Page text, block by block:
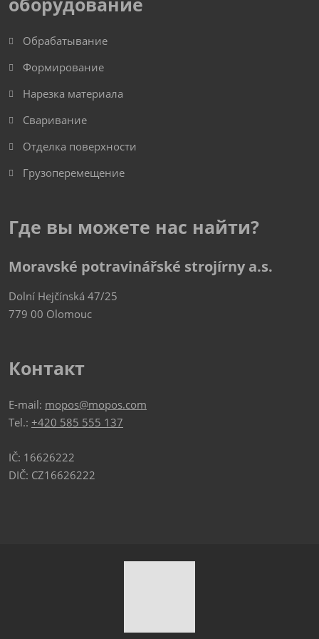
Обрабатывание
Формирование
Нарезка материала
Сваривание
Отделка поверхности
Грузоперемещение
Где вы можете нас найти?
Moravské potravinářské strojírny a.s.
Dolní Hejčínská 47/25
779 00 Olomouc
Контакт
E-mail: mopos@mopos.com
Tel.: +420 585 555 137
IČ: 16626222
DIČ: CZ16626222